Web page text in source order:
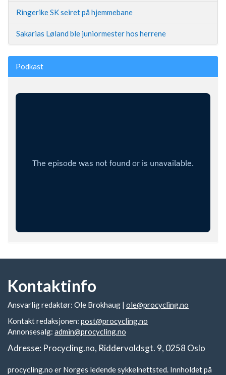
Ringerike SK seiret på hjemmebane
Sakarias Løland ble juniormester hos herrene
Podkast
Kontaktinfo
Ansvarlig redaktør: Ole Brokhaug | ole@procycling.no
Kontakt redaksjonen: post@procycling.no
Annonsesalg: admin@procycling.no
Adresse: Procycling.no, Riddervoldsgt. 9, 0258 Oslo
procycling.no er Norges ledende sykkelnettsted. Innholdet på